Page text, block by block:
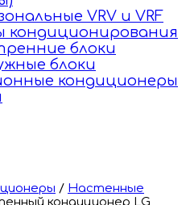
VRV и VRF
кондиционирования
блоки
блоки
кондиционеры
/ Настенные
кондиционер LG